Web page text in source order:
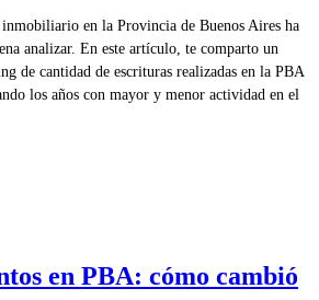
en la Provincia de Buenos Aires ha
analizar. En este artículo, te comparto un
de cantidad de escrituras realizadas en la PBA
los años con mayor y menor actividad en el
en PBA: cómo cambió